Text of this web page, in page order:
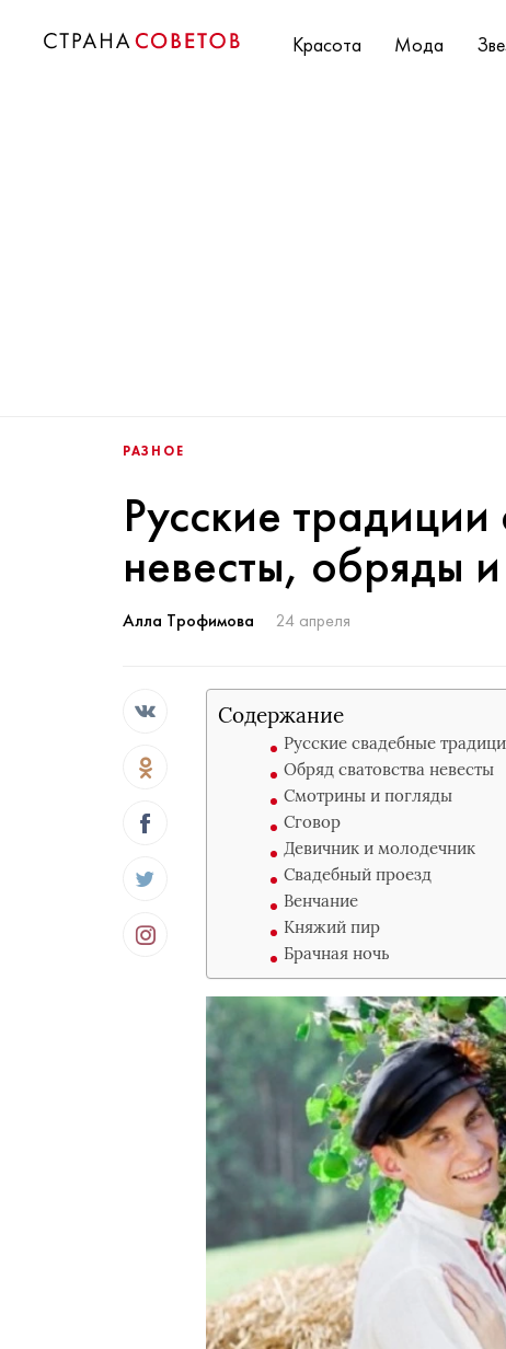
Красота Мода
РАЗНОЕ
Русские традиции
невесты, обряды
Алла Трофимова 24 апреля
Содержание
Русские свадебные
Обряд сватовства невесты
Смотрины и погляды
Сговор
Девичник и молодечник
Свадебный проезд
Венчание
Княжий пир
Брачная ночь